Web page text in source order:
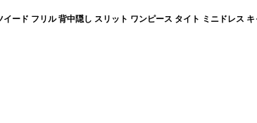
ード フリル 背中隠し スリット ワンピース タイト ミニドレス キ